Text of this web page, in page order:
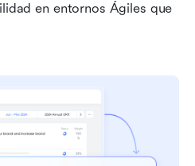
en entornos Ágiles que